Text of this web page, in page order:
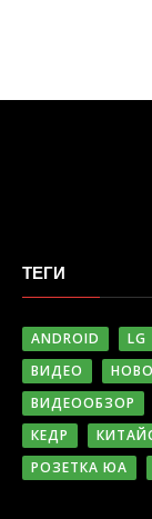
ТЕГИ
ANDROID LG
ВИДЕО
ВИДЕООБЗОР
КЕДР
РОЗЕТКА ЮА